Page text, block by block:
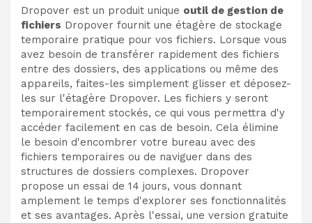
Dropover est un produit unique outil de gestion de
fichiers Dropover fournit une étagère de stockage
temporaire pratique pour vos fichiers. Lorsque vous
avez besoin de transférer rapidement des fichiers
entre des dossiers, des applications ou même des
appareils, faites-les simplement glisser et déposez-
les sur l'étagère Dropover. Les fichiers y seront
temporairement stockés, ce qui vous permettra d'y
accéder facilement en cas de besoin. Cela élimine
le besoin d'encombrer votre bureau avec des
fichiers temporaires ou de naviguer dans des
structures de dossiers complexes. Dropover
propose un essai de 14 jours, vous donnant
amplement le temps d'explorer ses fonctionnalités
et ses avantages. Après l'essai, une version gratuite